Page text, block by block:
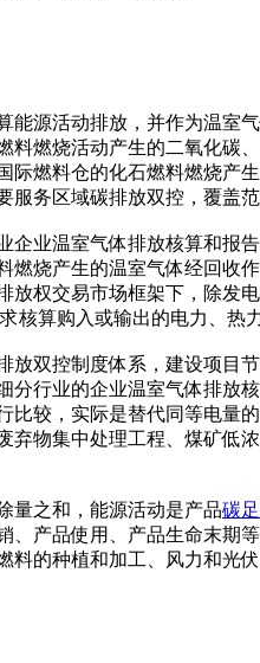
源活动排放，并作为温
燃烧活动产生的二氧化碳
际燃料仓的化石燃料燃烧产
务区域碳排放双控，覆盖
业温室气体排放核算和
烧产生的温室气体经回
权交易市场框架下，除
算购入或输出的电力、热
放双控制度体系，建设项目
行业的企业温室气体排
较，实际是替代同等电
物集中处理工程、煤矿低
量之和，能源活动是产品碳
产品使用、产品生命末
的种植和加工、风力和